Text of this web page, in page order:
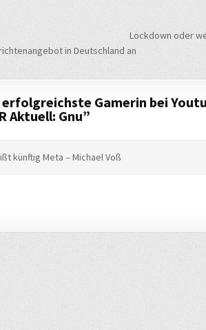
Lockdown oder
in Deutschland an
Gamerin bei
Aktuell: Gnu”
künftig Meta – Michael Voß